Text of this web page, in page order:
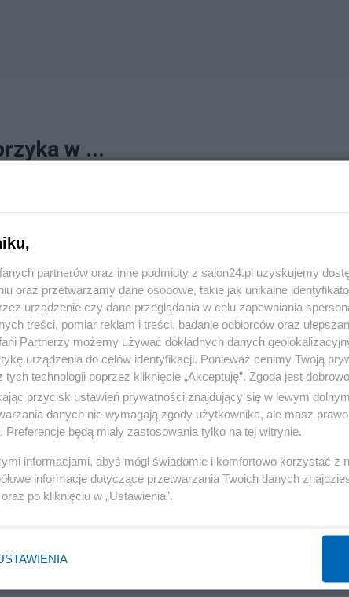
w ...
ponieważ pracował jako koordynator i miał prawo zajmować to
wysokość swojego wynagrodzenia. Teoretycznie
partnerów oraz inne podmioty z salon24.pl uzyskujemy
oraz przetwarzamy dane osobowe, takie jak unikalne
urządzenie czy dane przeglądania w celu zapewniania
treści, pomiar reklam i treści, badanie odbiorców oraz
Partnerzy możemy używać dokładnych danych
urządzenia do celów identyfikacji. Ponieważ cenimy Twoją
tych technologii poprzez kliknięcie „Akceptuję”. Zgoda jest
przycisk ustawień prywatności znajdujący się w lewym
danych nie wymagają zgody użytkownika, ale masz
będą miały zastosowania tylko na tej witrynie.
informacjami, abyś mógł świadomie i komfortowo korzystać z
informacje dotyczące przetwarzania Twoich danych
oraz po kliknięciu w „Ustawienia”.